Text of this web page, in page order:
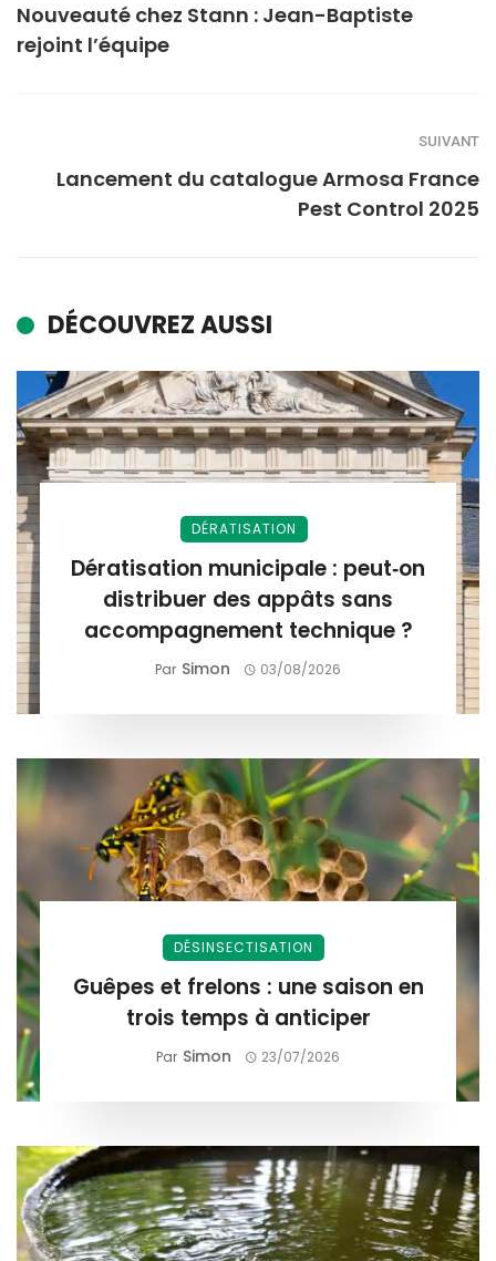
Nouveauté chez Stann : Jean-Baptiste
rejoint l’équipe
SUIVANT
Lancement du catalogue Armosa France
Pest Control 2025
DÉCOUVREZ AUSSI
DÉRATISATION
Dératisation municipale : peut‑on
distribuer des appâts sans
accompagnement technique ?
Par Simon 03/08/2026
DÉSINSECTISATION
Guêpes et frelons : une saison en
trois temps à anticiper
Par Simon 23/07/2026